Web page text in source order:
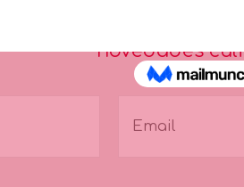
pastelera y
novedades